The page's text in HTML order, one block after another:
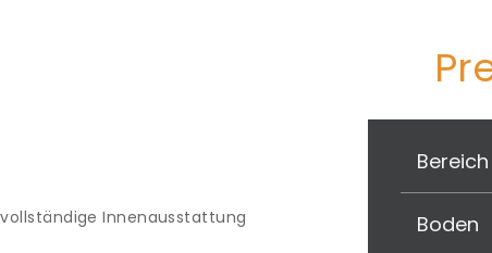
Innenausstattung
Bereich
Boden